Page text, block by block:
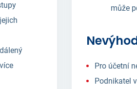
může
Pro účetní
Podnikatel